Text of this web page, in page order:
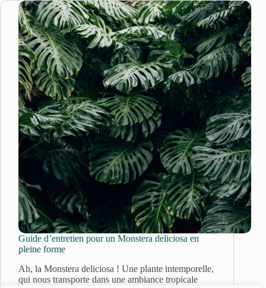
Guide d’entretien pour un Monstera deliciosa en
pleine forme
Ah, la Monstera deliciosa ! Une plante intemporelle,
qui nous transporte dans une ambiance tropicale